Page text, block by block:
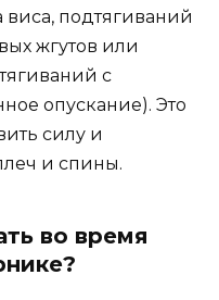
подтягиваний
жгутов или
с
опускание). Это
силу и
и спины.
во время